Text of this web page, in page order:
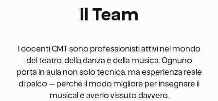
Il Team
I docenti CMT sono professionisti attivi nel mondo
del teatro, della danza e della musica. Ognuno
porta in aula non solo tecnica, ma esperienza reale
di palco — perché il modo migliore per insegnare il
musical è averlo vissuto davvero.